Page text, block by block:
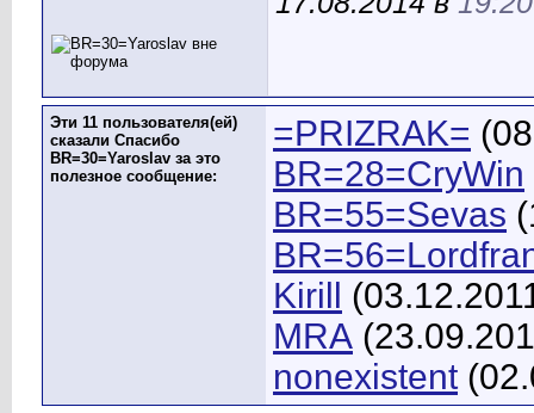
Эти 11 пользователя(ей)
сказали Спасибо
BR=30=Yaroslav за это
полезное сообщение:
=PRIZRAK=
BR=28=CryWin
BR=55=Sevas
Kirill
MRA
nonexistent